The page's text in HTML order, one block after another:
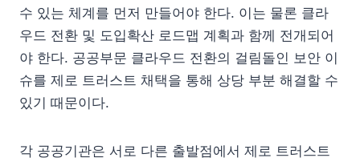
수 있는 체계를 먼저 만들어야 한다. 이는 물론 클라
우드 전환 및 도입확산 로드맵 계획과 함께 전개되어
야 한다. 공공부문 클라우드 전환의 걸림돌인 보안 이
슈를 제로 트러스트 채택을 통해 상당 부분 해결할 수
있기 때문이다.
각 공공기관은 서로 다른 출발점에서 제로 트러스트